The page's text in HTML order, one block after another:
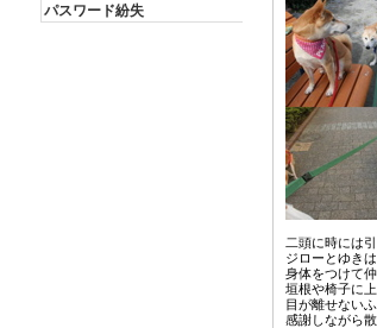
パスワード紛失
二頭に時には
ジローとゆき
身体をつけて
垣根や椅子に
目が離せない
感謝しながら